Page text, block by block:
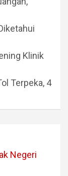
Klinik
Terpeka, 4
Negeri